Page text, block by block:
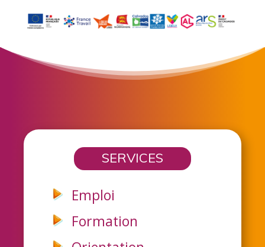
SERVICES
Emploi
Formation